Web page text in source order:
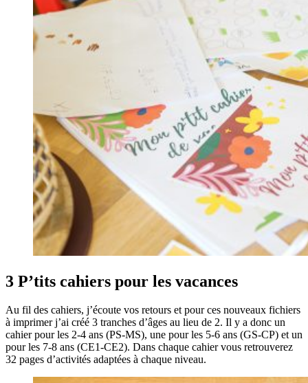
3 P’tits cahiers pour les vacances
Au fil des cahiers, j’écoute vos retours et pour ces nouveaux fichiers
à imprimer j’ai créé 3 tranches d’âges au lieu de 2. Il y a donc un
cahier pour les 2-4 ans (PS-MS), une pour les 5-6 ans (GS-CP) et un
pour les 7-8 ans (CE1-CE2). Dans chaque cahier vous retrouverez
32 pages d’activités adaptées à chaque niveau.